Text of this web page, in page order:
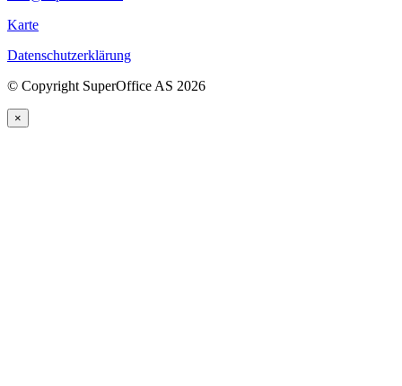
Karte
Datenschutzerklärung
© Copyright SuperOffice AS 2026
×